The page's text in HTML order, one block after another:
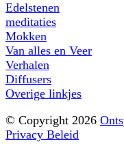
Edelstenen
meditaties
Mokken
Van alles en Veer
Verhalen
Diffusers
Overige linkjes
© Copyright 2026
Privacy Beleid